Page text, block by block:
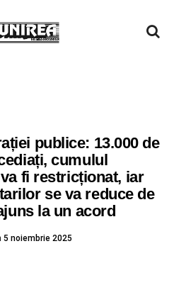
publice: 13.000 de
cumulul
fi restricționat, iar
se va reduce de
la un acord
5 noiembrie 2025